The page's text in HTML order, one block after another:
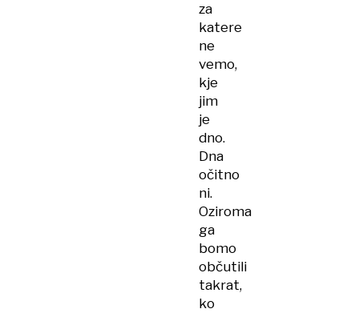
za
katere
ne
vemo,
kje
jim
je
dno.
Dna
očitno
ni.
Oziroma
ga
bomo
občutili
takrat,
ko